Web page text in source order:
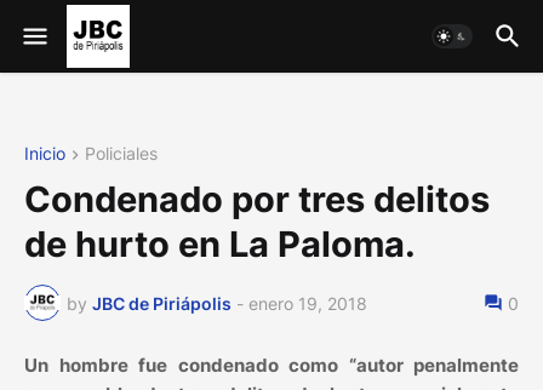
Inicio Policiales
Condenado por tres delitos
de hurto en La Paloma.
by JBC de Piriápolis - enero 19, 2018 0
Un hombre fue condenado como “autor penalmente